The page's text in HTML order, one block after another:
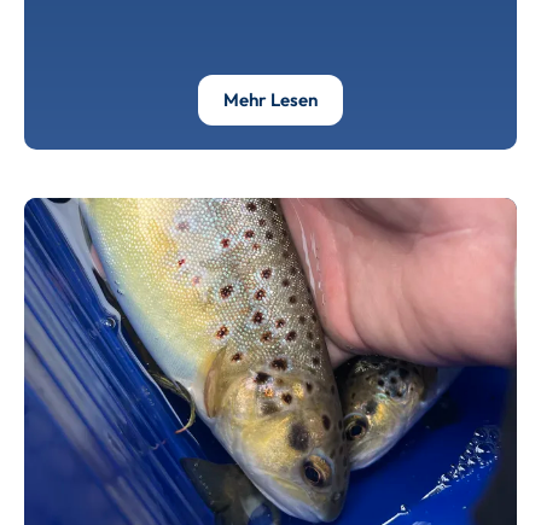
Mehr LesenÜber Weiterbildung